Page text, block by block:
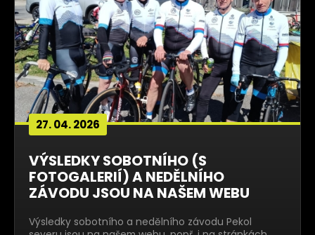
27. 04. 2026
VÝSLEDKY SOBOTNÍHO (S
FOTOGALERIÍ) A NEDĚLNÍHO
ZÁVODU JSOU NA NAŠEM WEBU
Výsledky sobotního a nedělního závodu Pekol